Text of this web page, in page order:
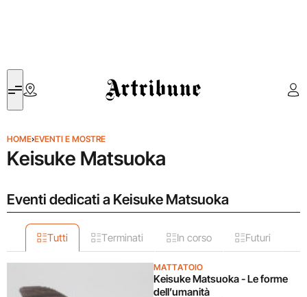
Artribune
HOME›EVENTI E MOSTRE
Keisuke Matsuoka
Eventi dedicati a Keisuke Matsuoka
Tutti Terminati In corso Futuri
MATTATOIO
Keisuke Matsuoka - Le forme
dell’umanità